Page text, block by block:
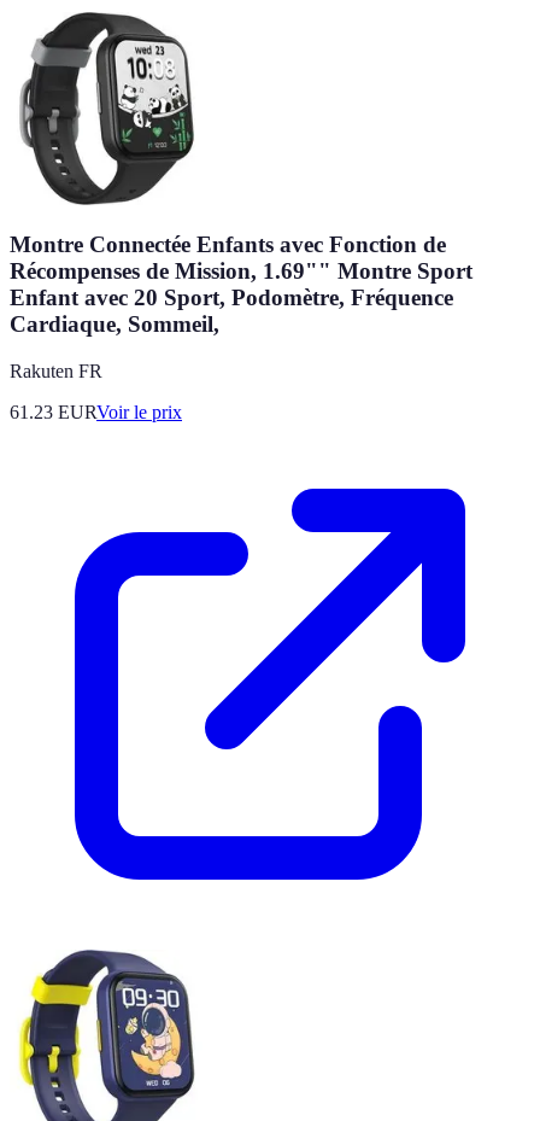
Montre Connectée Enfants avec Fonction de
Récompenses de Mission, 1.69"" Montre Sport
Enfant avec 20 Sport, Podomètre, Fréquence
Cardiaque, Sommeil,
Rakuten FR
61.23 EURVoir le prix